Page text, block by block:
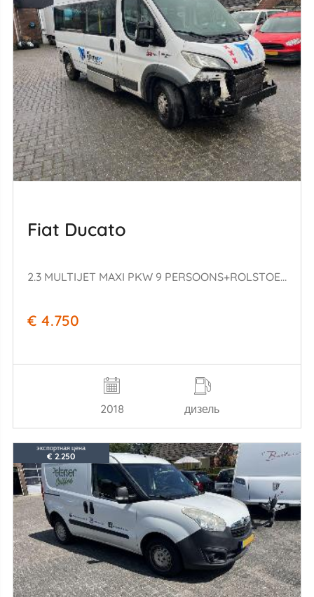
Fiat Ducato
2.3 MULTIJET MAXI PKW 9 PERSOONS+ROLSTOELLIFT
€ 4.750
2018 дизель
экспортная цена
€ 2.250